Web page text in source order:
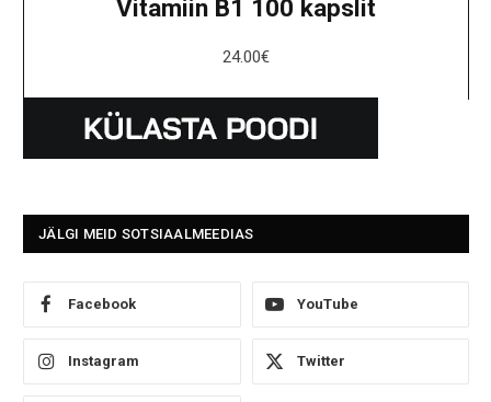
Vitamiin B1 100 kapslit
24.00€
JÄLGI MEID SOTSIAALMEEDIAS
Facebook YouTube
Instagram Twitter